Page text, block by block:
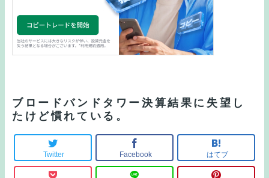
ブロードバンドタワー決算結果に失望し
たけど慣れている。
Twitter Facebook はてブ